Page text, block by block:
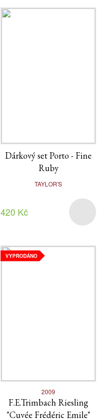
Dárkový set Porto - Fine
Ruby
TAYLOR'S
420 Kč
VYPRODÁNO
2009
F.E.Trimbach Riesling
"Cuvée Frédéric Emile"